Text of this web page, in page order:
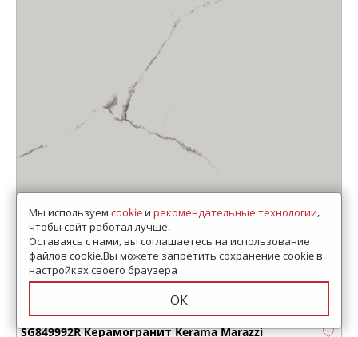
SG849992R Керамогранит Kerama Marazzi
Мы используем cookieи рекомендательные технологии,
чтобы сайт работал лучше.
Оставаясь с нами, вы соглашаетесь на использование
файлов cookie.Вы можете запретить сохранение cookie в
настройках своего браузера
ОК